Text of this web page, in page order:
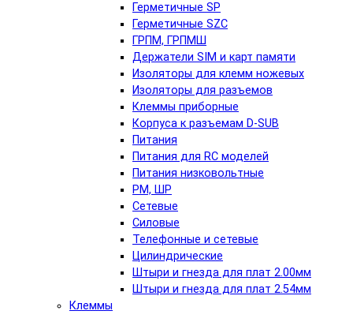
Герметичные SP
Герметичные SZC
ГРПМ, ГРПМШ
Держатели SIM и карт памяти
Изоляторы для клемм ножевых
Изоляторы для разъемов
Клеммы приборные
Корпуса к разъемам D-SUB
Питания
Питания для RC моделей
Питания низковольтные
РМ, ШР
Сетевые
Силовые
Телефонные и сетевые
Цилиндрические
Штыри и гнезда для плат 2.00мм
Штыри и гнезда для плат 2.54мм
Клеммы